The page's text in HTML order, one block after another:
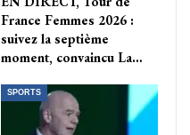
France Femmes 2026 :
suivez la septième
moment, convaincu La…
SPORTS